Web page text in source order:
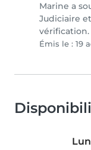
Marine a
Judiciaire
vérification.
Émis le : 19
Lun